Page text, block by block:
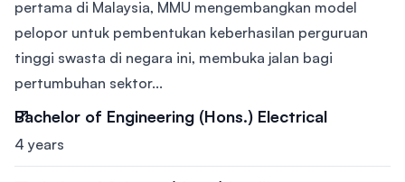
pertama di Malaysia, MMU mengembangkan model
pelopor untuk pembentukan keberhasilan perguruan
tinggi swasta di negara ini, membuka jalan bagi
pertumbuhan sektor...
Bachelor of Engineering (Hons.) Electrical
4 years